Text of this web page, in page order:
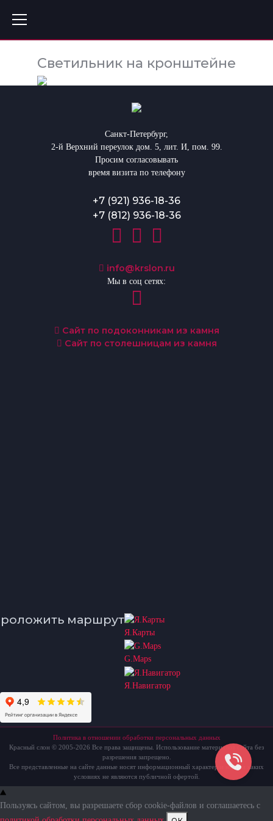
Светильник на кронштейне
Санкт-Петербург,
2-й Верхний переулок дом. 5, лит. И, пом. 99.
Просим согласовывать
время визита по телефону
+7 (921) 936-18-36
+7 (812) 936-18-36
info@krslon.ru
Мы в соц сетях:
Сайт по подоконникам из камня
Сайт по столешницам из камня
маршрут
Я.Карты
G.Maps
Я.Навигатор
Политика в отношении обработки персональных данных
Красный слон © 2005-2026 Все права защищены. Использование материалов сайта без
разрешения запрещено.
Все представленные на сайте данные носят информационный характер и ни при каких
условиях не являются публичной офертой.
Пользуясь сайтом, вы разрешаете сбор cookie-файлов и соглашаетесь с